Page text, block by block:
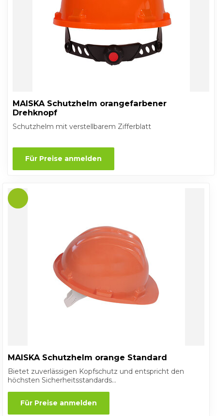
MAISKA Schutzhelm orangefarbener
Drehknopf
Schutzhelm mit verstellbarem Zifferblatt
Für Preise anmelden
MAISKA Schutzhelm orange Standard
Bietet zuverlässigen Kopfschutz und entspricht den
höchsten Sicherheitsstandards...
Für Preise anmelden